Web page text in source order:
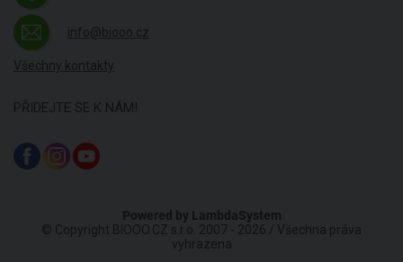
info@biooo.cz
Všechny kontakty
PŘIDEJTE SE K NÁM!
Powered by LambdaSystem
© Copyright BIOOO.CZ s.r.o. 2007 - 2026 / Všechna práva
vyhrazena